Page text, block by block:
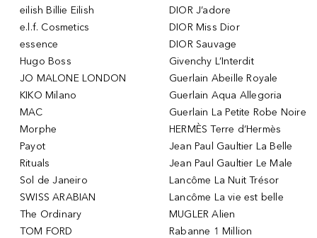
eilish Billie Eilish
e.l.f. Cosmetics
essence
Hugo Boss
JO MALONE LONDON
KIKO Milano
MAC
Morphe
Payot
Rituals
Sol de Janeiro
SWISS ARABIAN
The Ordinary
TOM FORD
DIOR J’adore
DIOR Miss Dior
DIOR Sauvage
Givenchy L’Interdit
Guerlain Abeille Royale
Guerlain Aqua Allegoria
Guerlain La Petite Robe Noire
HERMÈS Terre d’Hermès
Jean Paul Gaultier La Belle
Jean Paul Gaultier Le Male
Lancôme La Nuit Trésor
Lancôme La vie est belle
MUGLER Alien
Rabanne 1 Million